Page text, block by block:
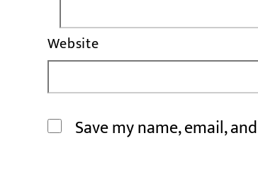
Website
Save my name, email,